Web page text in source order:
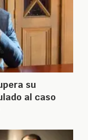
su
al caso